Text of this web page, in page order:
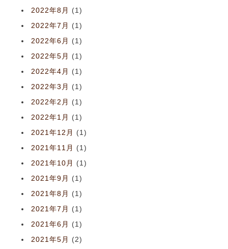
2022年8月
(1)
2022年7月
(1)
2022年6月
(1)
2022年5月
(1)
2022年4月
(1)
2022年3月
(1)
2022年2月
(1)
2022年1月
(1)
2021年12月
(1)
2021年11月
(1)
2021年10月
(1)
2021年9月
(1)
2021年8月
(1)
2021年7月
(1)
2021年6月
(1)
2021年5月
(2)